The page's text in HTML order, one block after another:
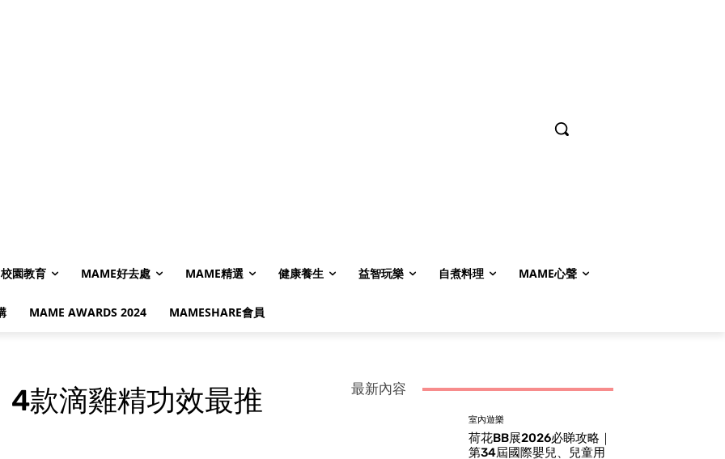
校園教育 MAME好去處 MAME精選 健康養生 益智玩樂 自煮料理 MAME心聲
MAME AWARDS 2024 MAMESHARE會員
款滴雞精功效最推 最新內容
室內遊樂
荷花BB展2026必睇攻略｜
第34屆國際嬰兒、兒童用